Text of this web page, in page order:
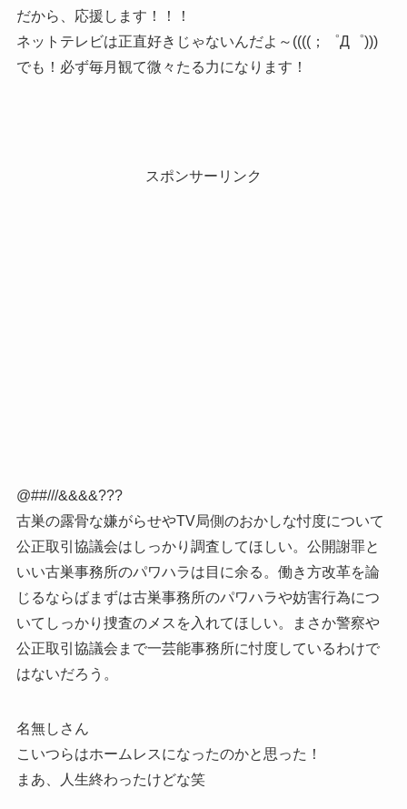
だから、応援します！！！
ネットテレビは正直好きじゃないんだよ～((((；゜Д゜)))
でも！必ず毎月観て微々たる力になります！
スポンサーリンク
@##///&&&&???
古巣の露骨な嫌がらせやTV局側のおかしな忖度について
公正取引協議会はしっかり調査してほしい。公開謝罪と
いい古巣事務所のパワハラは目に余る。働き方改革を論
じるならばまずは古巣事務所のパワハラや妨害行為につ
いてしっかり捜査のメスを入れてほしい。まさか警察や
公正取引協議会まで一芸能事務所に忖度しているわけで
はないだろう。
名無しさん
こいつらはホームレスになったのかと思った！
まあ、人生終わったけどな笑